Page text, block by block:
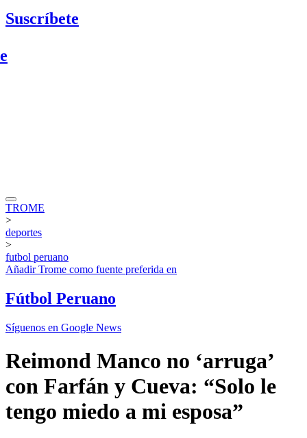
Suscríbete
TROME
>
deportes
>
futbol peruano
AñadirTrome como fuente preferida en
Fútbol Peruano
Síguenos en Google News
Reimond Manco no ‘arruga’
con Farfán y Cueva: “Solo le
tengo miedo a mi esposa”